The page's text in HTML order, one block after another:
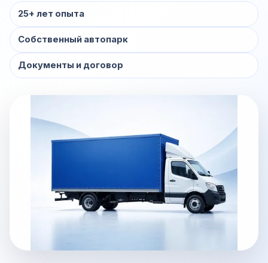
25+ лет опыта
Собственный автопарк
Документы и договор